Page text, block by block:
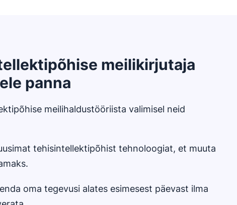
meilikirjutaja
panna
meilihaldustööriista valimisel neid
tehisintellektipõhist tehnoloogiat, et muuta
oma tegevusi alates esimesest päevast ilma